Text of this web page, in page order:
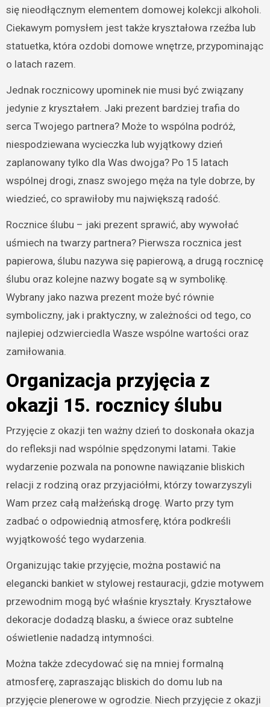
się nieodłącznym elementem domowej kolekcji alkoholi.
Ciekawym pomysłem jest także kryształowa rzeźba lub
statuetka, która ozdobi domowe wnętrze, przypominając
o latach razem.
Jednak rocznicowy upominek nie musi być związany
jedynie z kryształem. Jaki prezent bardziej trafia do
serca Twojego partnera? Może to wspólna podróż,
niespodziewana wycieczka lub wyjątkowy dzień
zaplanowany tylko dla Was dwojga? Po 15 latach
wspólnej drogi, znasz swojego męża na tyle dobrze, by
wiedzieć, co sprawiłoby mu największą radość.
Rocznice ślubu – jaki prezent sprawić, aby wywołać
uśmiech na twarzy partnera? Pierwsza rocznica jest
papierowa, ślubu nazywa się papierową, a drugą rocznicę
ślubu oraz kolejne nazwy bogate są w symbolikę.
Wybrany jako nazwa prezent może być równie
symboliczny, jak i praktyczny, w zależności od tego, co
najlepiej odzwierciedla Wasze wspólne wartości oraz
zamiłowania.
Organizacja przyjęcia z
okazji 15. rocznicy ślubu
Przyjęcie z okazji ten ważny dzień to doskonała okazja
do refleksji nad wspólnie spędzonymi latami. Takie
wydarzenie pozwala na ponowne nawiązanie bliskich
relacji z rodziną oraz przyjaciółmi, którzy towarzyszyli
Wam przez całą małżeńską drogę. Warto przy tym
zadbać o odpowiednią atmosferę, która podkreśli
wyjątkowość tego wydarzenia.
Organizując takie przyjęcie, można postawić na
elegancki bankiet w stylowej restauracji, gdzie motywem
przewodnim mogą być właśnie kryształy. Kryształowe
dekoracje dodadzą blasku, a świece oraz subtelne
oświetlenie nadadzą intymności.
Można także zdecydować się na mniej formalną
atmosferę, zapraszając bliskich do domu lub na
przyjęcie plenerowe w ogrodzie. Niech przyjęcie z okazji